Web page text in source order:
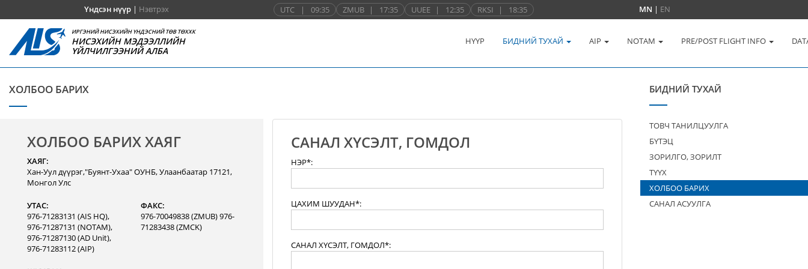
Үндсэн нүүр| Нэвтрэх UTC | 09:35 ZMUB | 17:35 UUEE | 12:35 RKSI | 18:35 MN | EN
ИРГЭНИЙ НИСЭХИЙН ҮНДЭСНИЙ ТӨВ ТӨХХК
НИСЭХИЙН МЭДЭЭЛЛИЙН
ҮЙЛЧИЛГЭЭНИЙ АЛБА
НҮҮР БИДНИЙ ТУХАЙ AIP NOTAM PRE/POST FLIGHT INFO
ХОЛБОО БАРИХ
ХОЛБОО БАРИХ ХАЯГ
ХАЯГ:
Хан-Уул дүүрэг,"Буянт-Ухаа" ОУНБ, Улаанбаатар 17121,
Монгол Улс
УТАС:
976-71283131 (AIS HQ),
976-71287131 (NOTAM),
976-71287130 (AD Unit),
976-71283112 (AIP)
ФАКС:
976-70049838 (ZMUB) 976-
71283438 (ZMCK)
САНАЛ ХҮСЭЛТ, ГОМДОЛ
НЭР*:
ЦАХИМ ШУУДАН*:
САНАЛ ХҮСЭЛТ, ГОМДОЛ*:
БИДНИЙ ТУХАЙ
ТОВЧ ТАНИЛЦУУЛГА
БҮТЭЦ
ЗОРИЛГО, ЗОРИЛТ
ТҮҮХ
ХОЛБОО БАРИХ
САНАЛ АСУУЛГА